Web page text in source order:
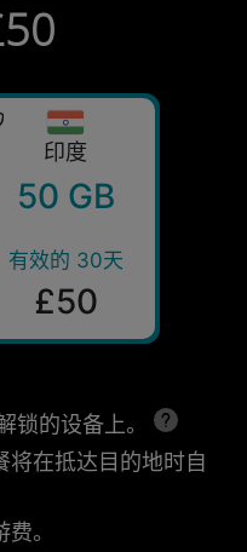
印度
50 GB
有效的 30天
£50
锁的设备上。
在抵达目的地时自
。